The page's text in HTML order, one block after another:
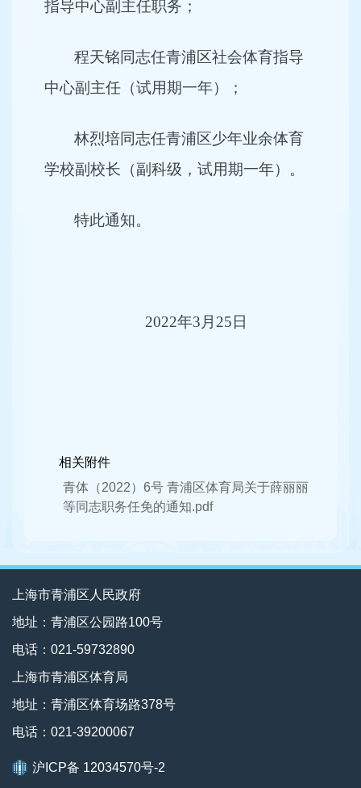
指导中心副主任职务；
程天铭同志任青浦区社会体育指导
中心副主任（试用期一年）；
林烈培同志任青浦区少年业余体育
学校副校长（副科级，试用期一年）。
特此通知。
2022年3月 25 日
相关附件
青体（2022）6号 青浦区体育局关于薛丽丽
等同志职务任免的通知.pdf
上海市青浦区人民政府
地址：青浦区公园路100号
电话：021-59732890
上海市青浦区体育局
地址：青浦区体育场路378号
电话：021-39200067
沪ICP备 12034570号-2